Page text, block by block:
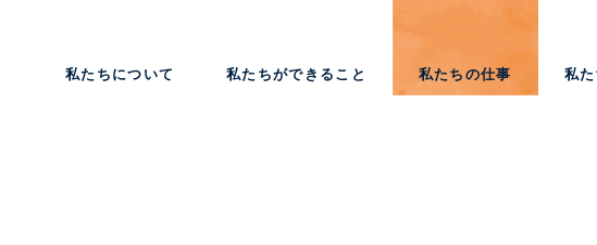
私たちについて 私たちができること 私たちの仕事 私